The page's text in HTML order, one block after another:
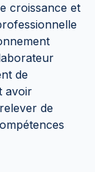
croissance et
de
avoir
de